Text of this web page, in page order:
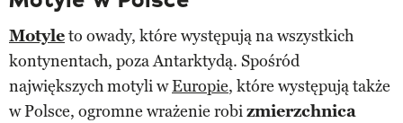
Motyleto owady, które występują na wszystkich
kontynentach, poza Antarktydą. Spośród
największych motyli wEuropie, które występują także
w Polsce, ogromne wrażenie robizmierzchnica